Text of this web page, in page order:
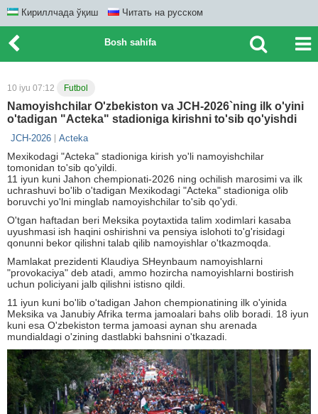
Кириллчада ўқиш Читать на русском
Bosh sahifa
10 iyu 07:12 Futbol
Namoyishchilar O'zbekiston va JCH-2026`ning ilk o'yini
o'tadigan "Acteka" stadioniga kirishni to'sib qo'yishdi
JCH-2026 Acteka
Mexikodagi "Acteka" stadioniga kirish yo'li namoyishchilar
tomonidan to'sib qo'yildi.
11 iyun kuni Jahon chempionati-2026 ning ochilish marosimi va ilk
uchrashuvi bo'lib o'tadigan Mexikodagi "Acteka" stadioniga olib
boruvchi yo'lni minglab namoyishchilar to'sib qo'ydi.
O'tgan haftadan beri Meksika poytaxtida talim xodimlari kasaba
uyushmasi ish haqini oshirishni va pensiya islohoti to'g'risidagi
qonunni bekor qilishni talab qilib namoyishlar o'tkazmoqda.
Mamlakat prezidenti Klaudiya SHeynbaum namoyishlarni
"provokaciya" deb atadi, ammo hozircha namoyishlarni bostirish
uchun policiyani jalb qilishni istisno qildi.
11 iyun kuni bo'lib o'tadigan Jahon chempionatining ilk o'yinida
Meksika va Janubiy Afrika terma jamoalari bahs olib boradi. 18 iyun
kuni esa O'zbekiston terma jamoasi aynan shu arenada
mundialdagi o'zining dastlabki bahsnini o'tkazadi.